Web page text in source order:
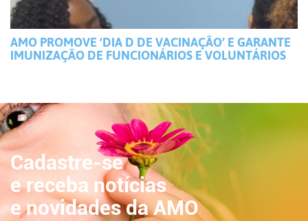
AMO PROMOVE ‘DIA D DE VACINAÇÃO’ E GARANTE
IMUNIZAÇÃO DE FUNCIONÁRIOS E VOLUNTÁRIOS
Cadastre-se
e receba notícias
e novidades da AMO